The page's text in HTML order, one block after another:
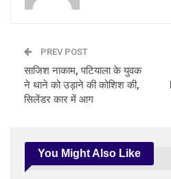
PREV POST
साजिश नाकाम, पटियाला के युवक
ने थाने को उड़ाने की कोशिश की,
सिलेंडर कार में आग
You Might Also Like